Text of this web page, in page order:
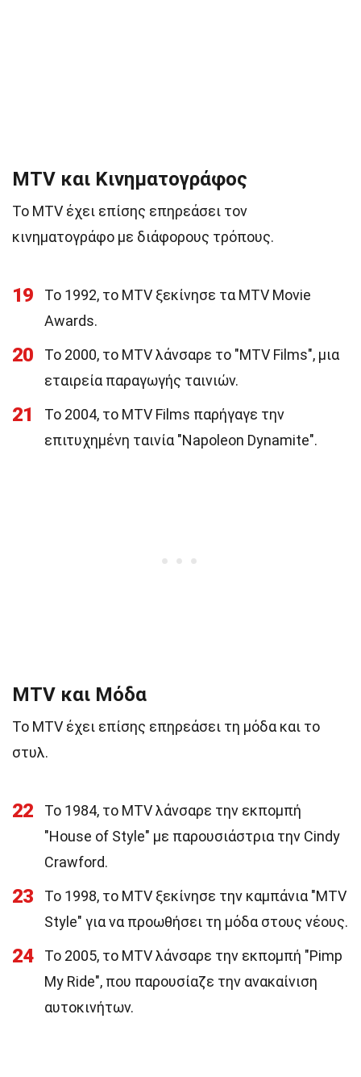
MTV και Κινηματογράφος
Το MTV έχει επίσης επηρεάσει τον
κινηματογράφο με διάφορους τρόπους.
19
Το 1992, το MTV ξεκίνησε τα MTV Movie
Awards.
20
Το 2000, το MTV λάνσαρε το "MTV Films", μια
εταιρεία παραγωγής ταινιών.
21
Το 2004, το MTV Films παρήγαγε την
επιτυχημένη ταινία "Napoleon Dynamite".
MTV και Μόδα
Το MTV έχει επίσης επηρεάσει τη μόδα και το
στυλ.
22
Το 1984, το MTV λάνσαρε την εκπομπή
"House of Style" με παρουσιάστρια την Cindy
Crawford.
23
Το 1998, το MTV ξεκίνησε την καμπάνια "MTV
Style" για να προωθήσει τη μόδα στους νέους.
24
Το 2005, το MTV λάνσαρε την εκπομπή "Pimp
My Ride", που παρουσίαζε την ανακαίνιση
αυτοκινήτων.